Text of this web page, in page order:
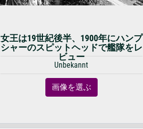
女王は19世紀後半、1900年にハンプ
シャーのスピットヘッドで艦隊をレ
ビュー
Unbekannt
画像を選ぶ